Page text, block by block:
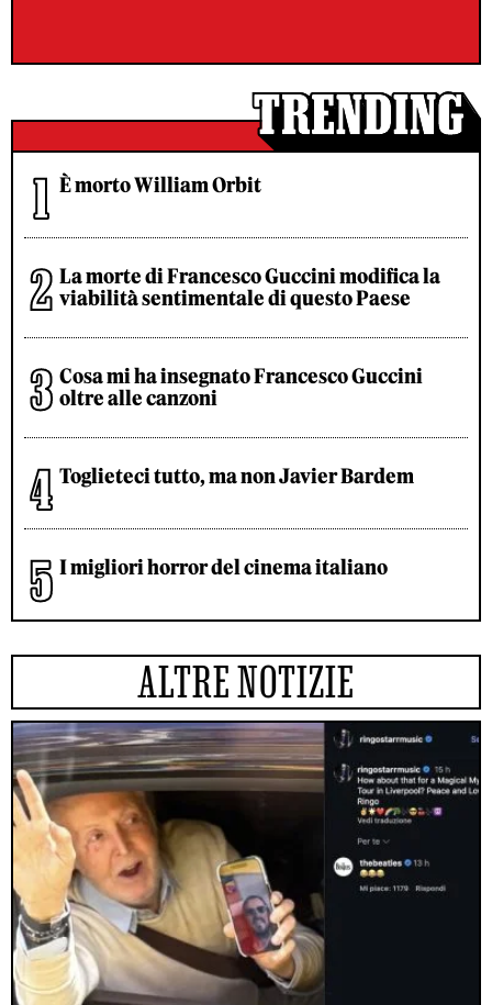
È morto William Orbit
La morte di Francesco Guccini modifica la
viabilità sentimentale di questo Paese
Cosa mi ha insegnato Francesco Guccini
oltre alle canzoni
Toglieteci tutto, ma non Javier Bardem
I migliori horror del cinema italiano
ALTRE NOTIZIE